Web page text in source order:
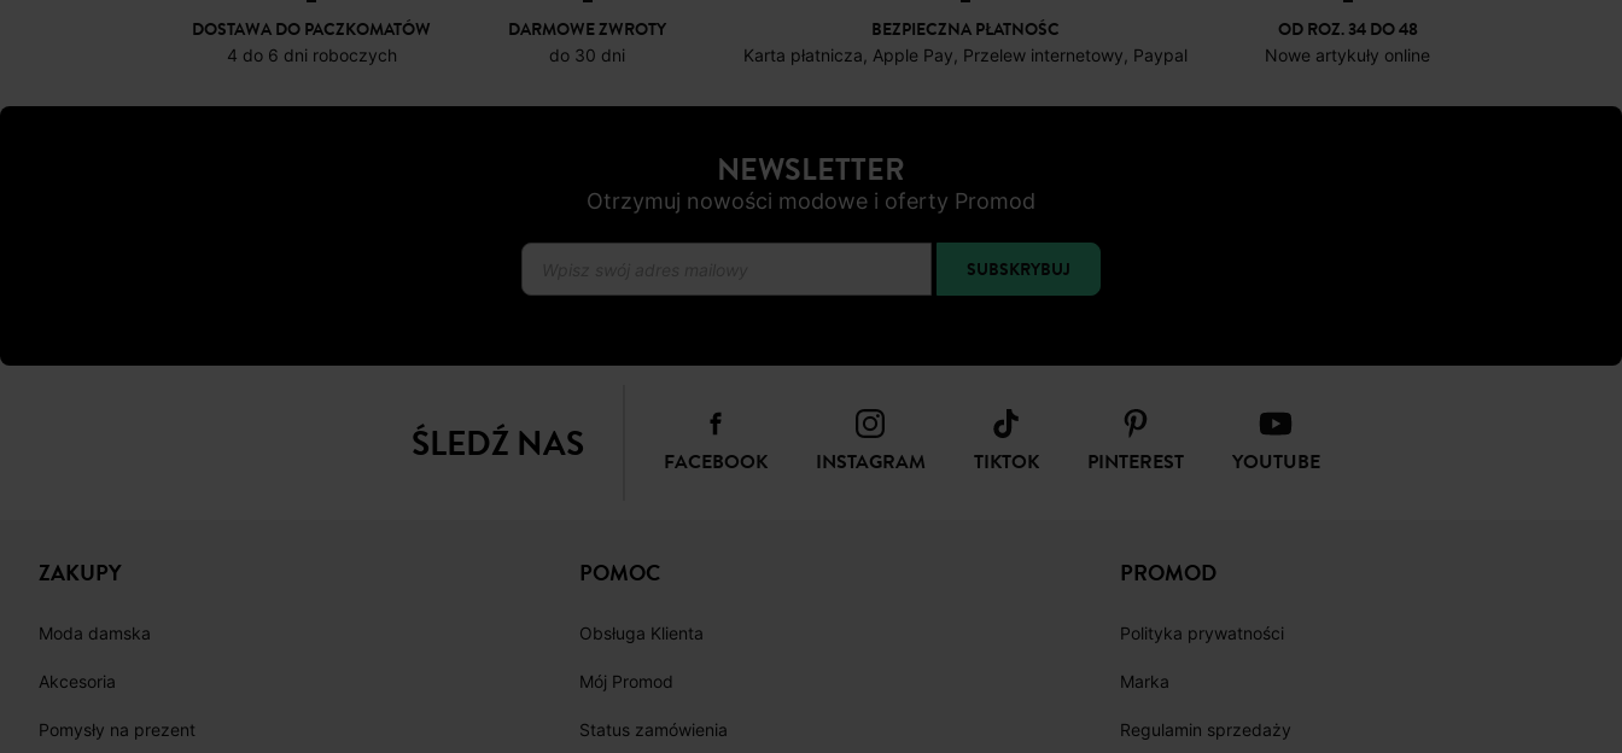
DOSTAWA DO PACZKOMATÓW
4 do 6 dni roboczych
DARMOWE ZWROTY
do 30 dni
BEZPIECZNA PŁATNOŚC
Karta płatnicza, Apple Pay, Przelew internetowy, Paypal
OD ROZ. 34 DO 48
Nowe artykuły online
NEWSLETTER
Otrzymuj nowości modowe i oferty Promod
SUBSKRYBUJ
ŚLEDŹ NAS FACEBOOK INSTAGRAM TIKTOK PINTEREST YOUTUBE
ZAKUPY
Moda damska
Akcesoria
Pomysły na prezent
POMOC
Obsługa Klienta
Mój Promod
Status zamówienia
PROMOD
Polityka prywatności
Marka
Regulamin sprzedaży